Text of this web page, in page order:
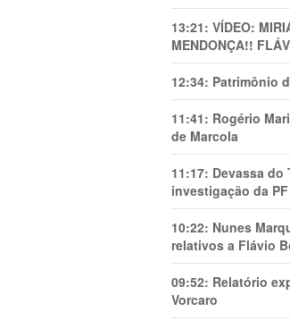
13:21: VÍDEO:
MENDONÇA!!
12:34: Patrimônio
11:41: Rogério
de Marcola
11:17: Devassa do
investigação da PF
10:22: Nunes
relativos a Flávio
09:52: Relatório
Vorcaro